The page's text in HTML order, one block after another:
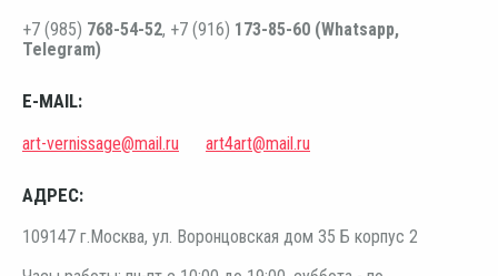
+7 (985) 768-54-52, +7 (916) 173-85-60 (Whatsapp,
Telegram)
E-MAIL:
art-vernissage@mail.ru art4art@mail.ru
АДРЕС:
109147 г.Москва, ул. Воронцовская дом 35 Б корпус 2